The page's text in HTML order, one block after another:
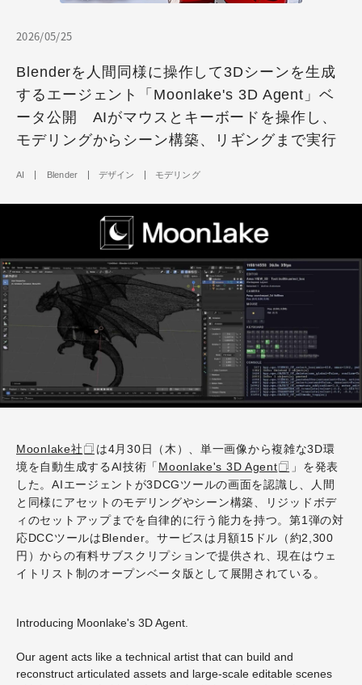
2026/05/25
Blenderを人間同様に操作して3Dシーンを生成
するエージェント「Moonlake's 3D Agent」ベ
ータ公開 AIがマウスとキーボードを操作し、
モデリングからシーン構築、リギングまで実行
AI Blender デザイン モデリング
Moonlake社
は4月30日（木）、単一画像から複雑な3D環
境を自動生成するAI技術「 Moonlake's 3D Agent
」を発表
した。AIエージェントが3DCGツールの画面を認識し、人間
と同様にアセットのモデリングやシーン構築、リジッドボデ
ィのセットアップまでを自律的に行う能力を持つ。第1弾の対
応DCCツールはBlender。サービスは月額15ドル（約2,300
円）からの有料サブスクリプションで提供され、現在はウェ
イトリスト制のオープンベータ版として展開されている。
Introducing Moonlake's 3D Agent.
Our agent acts like a technical artist that can build and
reconstruct articulated assets and large-scale editable scenes